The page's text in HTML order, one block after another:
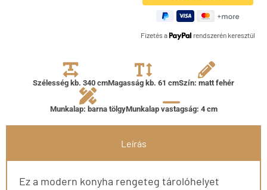
Fizetés a rendszerén keresztül
Szélesség kb. 340 cmMagasság kb. 61 cmSzín: matt fehér
Munkalap: barna tölgyMunkalap vastagság: 4 cm
Leírás
Ez a modern konyha rengeteg tárolóhelyet